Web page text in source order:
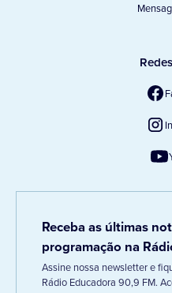
Receba as últimas
programação na
Assine nossa newsletter e
Rádio Educadora 90,9 FM.